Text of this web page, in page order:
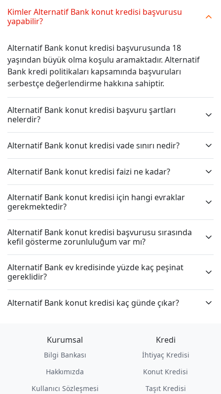
Kimler Alternatif Bank konut kredisi başvurusu
yapabilir?
Alternatif Bank konut kredisi başvurusunda 18
yaşından büyük olma koşulu aramaktadır. Alternatif
Bank kredi politikaları kapsamında başvuruları
serbestçe değerlendirme hakkına sahiptir.
Alternatif Bank konut kredisi başvuru şartları
nelerdir?
Alternatif Bank konut kredisi vade sınırı nedir?
Alternatif Bank konut kredisi faizi ne kadar?
Alternatif Bank konut kredisi için hangi evraklar
gerekmektedir?
Alternatif Bank konut kredisi başvurusu sırasında
kefil gösterme zorunluluğum var mı?
Alternatif Bank ev kredisinde yüzde kaç peşinat
gereklidir?
Alternatif Bank konut kredisi kaç günde çıkar?
Kurumsal
Bilgi Bankası
Hakkımızda
Kullanıcı Sözleşmesi
Kredi
İhtiyaç Kredisi
Konut Kredisi
Taşıt Kredisi